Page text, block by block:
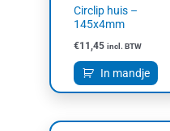
Circlip huis –
145x4mm
€11,45 incl. BTW
In mandje